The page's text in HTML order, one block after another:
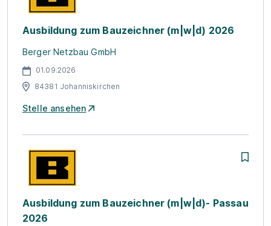
Ausbildung zum Bauzeichner (m|w|d) 2026
Berger Netzbau GmbH
01.09.2026
84381 Johanniskirchen
Stelle ansehen
Ausbildung zum Bauzeichner (m|w|d)- Passau
2026